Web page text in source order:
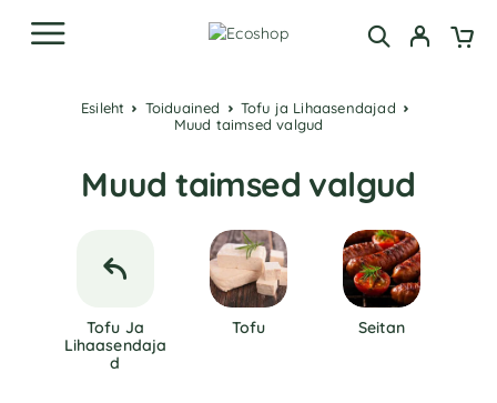
Esileht Toiduained
Tofu ja Lihaasendajad
Muud taimsed valgud
Muud taimsed valgud
Tofu Ja
Lihaasendaja
D
Tofu Seitan